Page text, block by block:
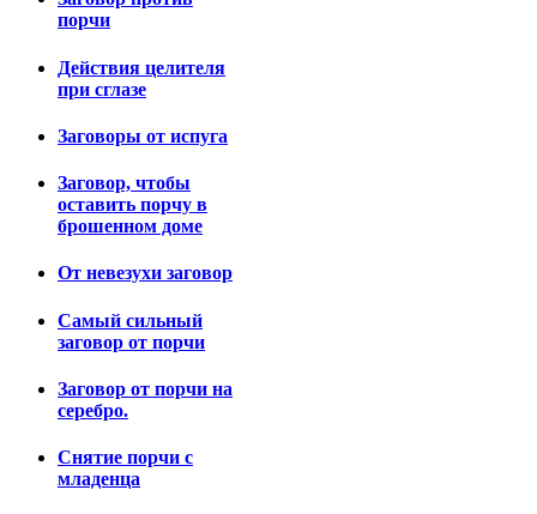
порчи
Действия целителя
при сглазе
Заговоры от испуга
Заговор, чтобы
оставить порчу в
брошенном доме
От невезухи заговор
Самый сильный
заговор от порчи
Заговор от порчи на
серебро.
Снятие порчи с
младенца